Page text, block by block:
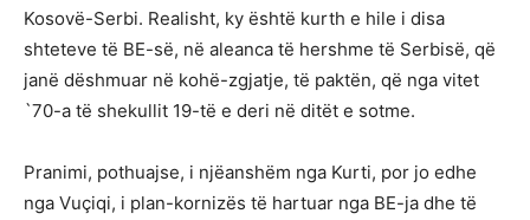
Kosovë-Serbi. Realisht, ky është kurth e hile i disa
shteteve të BE-së, në aleanca të hershme të Serbisë, që
janë dëshmuar në kohë-zgjatje, të paktën, që nga vitet
`70-a të shekullit 19-të e deri në ditët e sotme.
Pranimi, pothuajse, i njëanshëm nga Kurti, por jo edhe
nga Vuçiqi, i plan-kornizës të hartuar nga BE-ja dhe të